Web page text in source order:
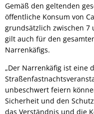
Gemäß den geltenden
öffentliche Konsum von
grundsätzlich zwischen 7
gilt auch für den
Narrenkäfigs.
„Der Narrenkäfig ist eine
unbeschwert feiern
Sicherheit und den
das Verständnis und die